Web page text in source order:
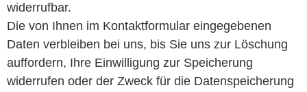
widerrufbar.
Die von Ihnen im Kontaktformular eingegebenen
Daten verbleiben bei uns, bis Sie uns zur Löschung
auffordern, Ihre Einwilligung zur Speicherung
widerrufen oder der Zweck für die Datenspeicherung